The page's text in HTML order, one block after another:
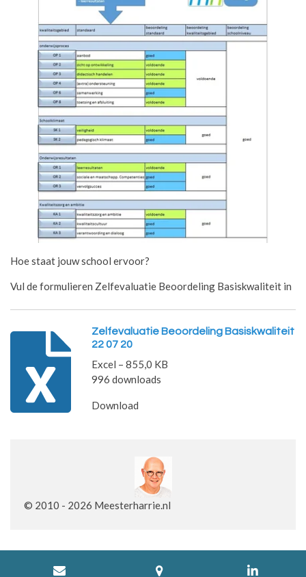
Hoe staat jouw school ervoor?
Vul de formulieren Zelfevaluatie Beoordeling Basiskwaliteit in
Zelfevaluatie Beoordeling Basiskwaliteit
22 07 20
Excel – 855,0 KB
996 downloads
Download
© 2010 - 2026 Meesterharrie.nl